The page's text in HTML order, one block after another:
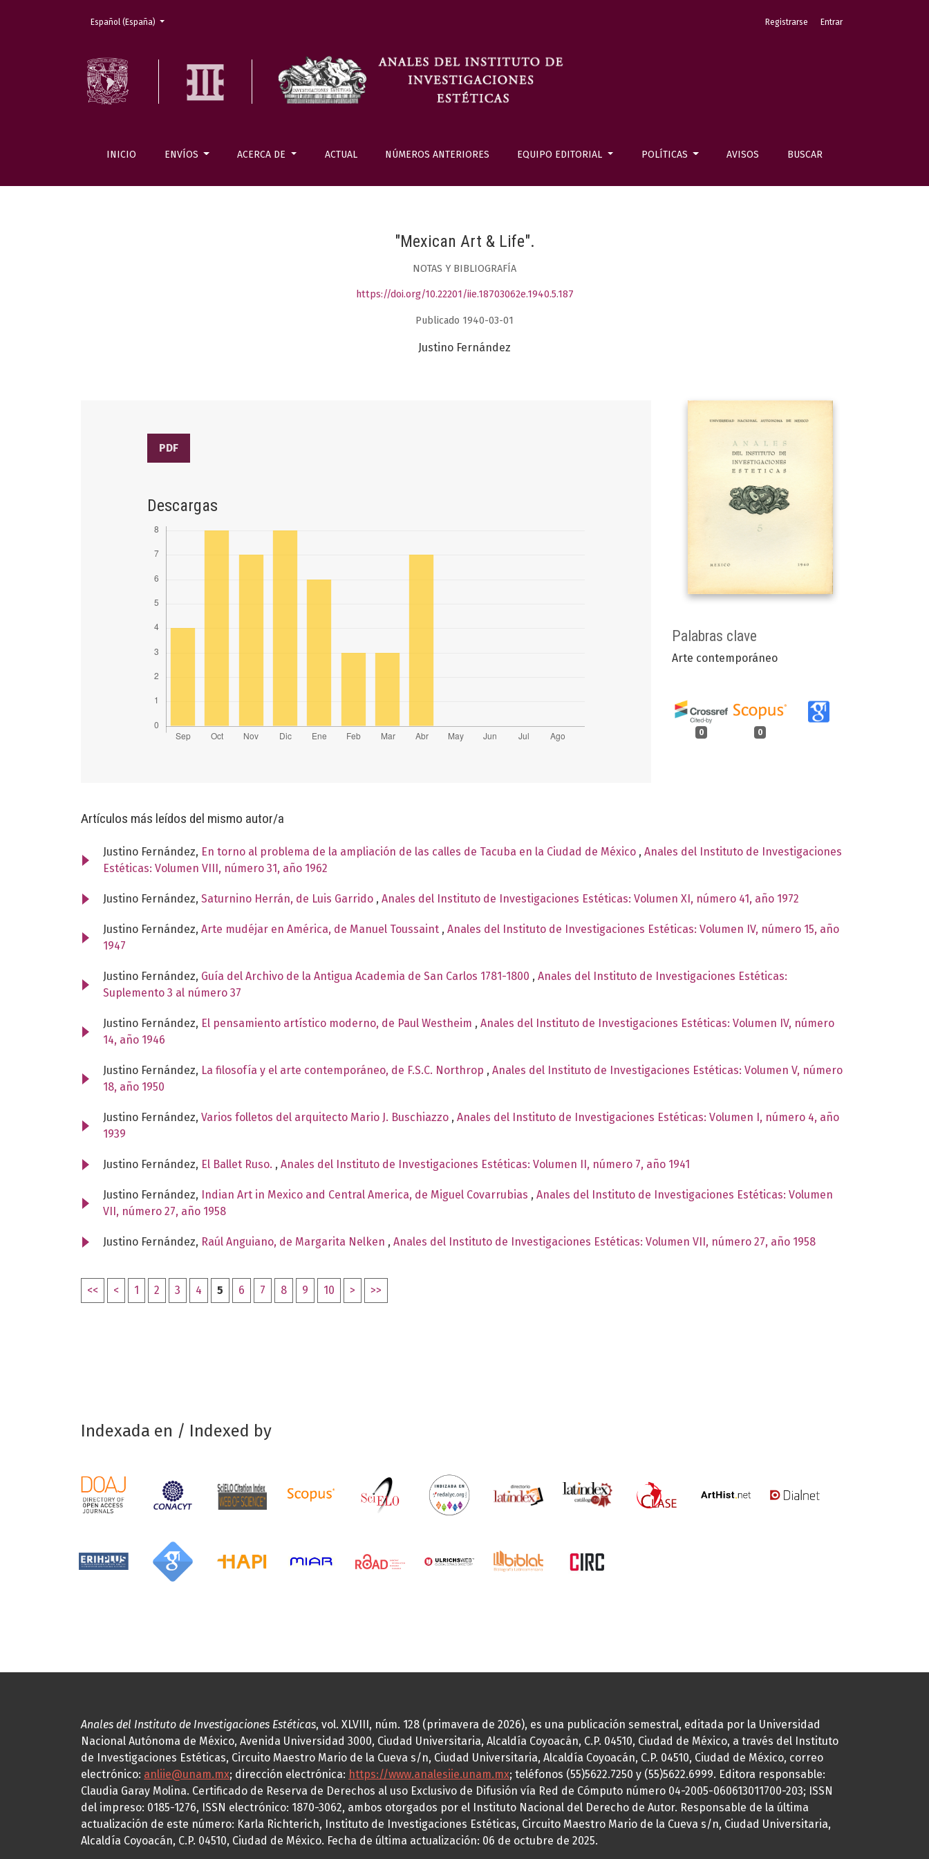
INICIO ENVÍOS ACERCA DE ACTUAL NÚMEROS ANTERIORES EQUIPO EDITORIAL POLÍTICAS AVISOS BUSCAR
Registrarse Entrar
Cambiar el idioma. El actual es:
Español (España)
"Mexican Art & Life".
NOTAS Y BIBLIOGRAFÍA
https://doi.org/10.22201/iie.18703062e.1940.5.187
Publicado 1940-03-01
Justino Fernández
Palabras clave
Arte contemporáneo
0 0
PDF
Descargas
Artículos más leídos del mismo autor/a
Justino Fernández, En torno al problema de la ampliación de las calles de Tacuba en la Ciudad de México , Anales del Instituto de Investigaciones
Estéticas: Volumen VIII, número 31, año 1962
Justino Fernández, Saturnino Herrán, de Luis Garrido , Anales del Instituto de Investigaciones Estéticas: Volumen XI, número 41, año 1972
Justino Fernández, Arte mudéjar en América, de Manuel Toussaint , Anales del Instituto de Investigaciones Estéticas: Volumen IV, número 15, año
1947
Justino Fernández, Guía del Archivo de la Antigua Academia de San Carlos 1781-1800 , Anales del Instituto de Investigaciones Estéticas:
Suplemento 3 al número 37
Justino Fernández, El pensamiento artístico moderno, de Paul Westheim , Anales del Instituto de Investigaciones Estéticas: Volumen IV, número
14, año 1946
Justino Fernández, La filosofía y el arte contemporáneo, de F.S.C. Northrop , Anales del Instituto de Investigaciones Estéticas: Volumen V, número
18, año 1950
Justino Fernández, Varios folletos del arquitecto Mario J. Buschiazzo , Anales del Instituto de Investigaciones Estéticas: Volumen I, número 4, año
1939
Justino Fernández, El Ballet Ruso. , Anales del Instituto de Investigaciones Estéticas: Volumen II, número 7, año 1941
Justino Fernández, Indian Art in Mexico and Central America, de Miguel Covarrubias , Anales del Instituto de Investigaciones Estéticas: Volumen
VII, número 27, año 1958
Justino Fernández, Raúl Anguiano, de Margarita Nelken , Anales del Instituto de Investigaciones Estéticas: Volumen VII, número 27, año 1958
<< < 1 2 3 4 5 6 7 8 9 10 > >>
Indexada en / Indexed by
Anales del Instituto de Investigaciones Estéticas, vol. XLVIII, núm. 128 (primavera de 2026), es una publicación semestral, editada por la Universidad
Nacional Autónoma de México, Avenida Universidad 3000, Ciudad Universitaria, Alcaldía Coyoacán, C.P. 04510, Ciudad de México, a través del Instituto
de Investigaciones Estéticas, Circuito Maestro Mario de la Cueva s/n, Ciudad Universitaria, Alcaldía Coyoacán, C.P. 04510, Ciudad de México, correo
electrónico: anliie@unam.mx; dirección electrónica: https://www.analesiie.unam.mx; teléfonos (55)5622.7250 y (55)5622.6999. Editora responsable:
Claudia Garay Molina. Certificado de Reserva de Derechos al uso Exclusivo de Difusión vía Red de Cómputo número 04-2005-060613011700-203; ISSN
del impreso: 0185-1276, ISSN electrónico: 1870-3062, ambos otorgados por el Instituto Nacional del Derecho de Autor. Responsable de la última
actualización de este número: Karla Richterich, Instituto de Investigaciones Estéticas, Circuito Maestro Mario de la Cueva s/n, Ciudad Universitaria,
Alcaldía Coyoacán, C.P. 04510, Ciudad de México. Fecha de última actualización: 06 de octubre de 2025.